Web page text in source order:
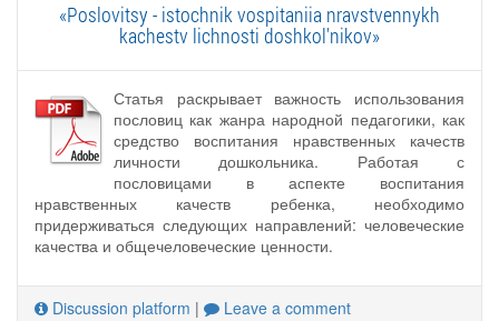
«Poslovitsy - istochnik vospitaniia nravstvennykh
kachestv lichnosti doshkol'nikov»
Статья раскрывает важность использования
пословиц как жанра народной педагогики, как
средство воспитания нравственных качеств
личности дошкольника. Работая с
пословицами в аспекте воспитания
нравственных качеств ребенка, необходимо
придерживаться следующих направлений: человеческие
качества и общечеловеческие ценности.
Discussion platform | Leave a comment